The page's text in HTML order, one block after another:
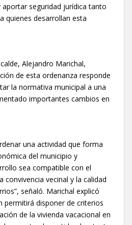
aportar seguridad jurídica tanto
quienes desarrollan esta
Alejandro Marichal,
de esta ordenanza responde
la normativa municipal a una
importantes cambios en
una actividad que forma
del municipio y
sea compatible con el
convivencia vecinal y la calidad
señaló. Marichal explicó
permitirá disponer de criterios
de la vivienda vacacional en